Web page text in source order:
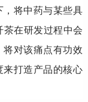
将中药与某些具
茶在研发过程中会
对该痛点有功效
来打造产品的核心